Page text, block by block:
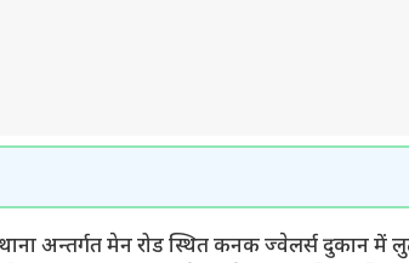
अन्तर्गत मेन रोड स्थित कनक ज्वेलर्स दुकान में